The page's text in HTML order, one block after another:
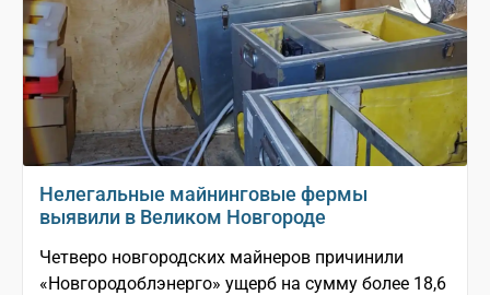
Нелегальные майнинговые фермы
выявили в Великом Новгороде
Четверо новгородских майнеров причинили
«Новгородоблэнерго» ущерб на сумму более 18,6